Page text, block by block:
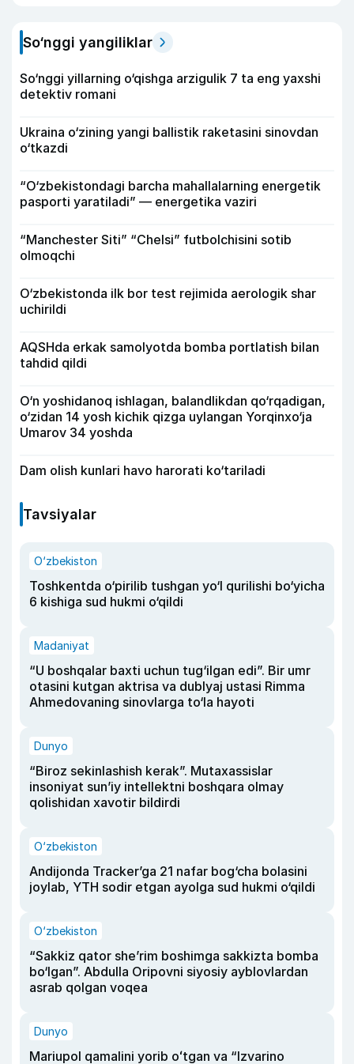
So‘nggi yangiliklar
So‘nggi yillarning o‘qishga arzigulik 7 ta eng yaxshi
detektiv romani
Ukraina o‘zining yangi ballistik raketasini sinovdan
o‘tkazdi
“O‘zbekistondagi barcha mahallalarning energetik
pasporti yaratiladi” — energetika vaziri
“Manchester Siti” “Chelsi” futbolchisini sotib
olmoqchi
O‘zbekistonda ilk bor test rejimida aerologik shar
uchirildi
AQSHda erkak samolyotda bomba portlatish bilan
tahdid qildi
O‘n yoshidanoq ishlagan, balandlikdan qo‘rqadigan,
o‘zidan 14 yosh kichik qizga uylangan Yorqinxo‘ja
Umarov 34 yoshda
Dam olish kunlari havo harorati ko‘tariladi
Tavsiyalar
O‘zbekiston
Toshkentda o‘pirilib tushgan yo‘l qurilishi bo‘yicha
6 kishiga sud hukmi o‘qildi
Madaniyat
“U boshqalar baxti uchun tug‘ilgan edi”. Bir umr
otasini kutgan aktrisa va dublyaj ustasi Rimma
Ahmedovaning sinovlarga to‘la hayoti
Dunyo
“Biroz sekinlashish kerak”. Mutaxassislar
insoniyat sun’iy intellektni boshqara olmay
qolishidan xavotir bildirdi
O‘zbekiston
Andijonda Tracker’ga 21 nafar bog‘cha bolasini
joylab, YTH sodir etgan ayolga sud hukmi o‘qildi
O‘zbekiston
“Sakkiz qator she’rim boshimga sakkizta bomba
bo‘lgan”. Abdulla Oripovni siyosiy ayblovlardan
asrab qolgan voqea
Dunyo
Mariupol qamalini yorib oʻtgan va “Izvarino